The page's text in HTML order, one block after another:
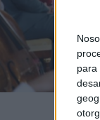
para